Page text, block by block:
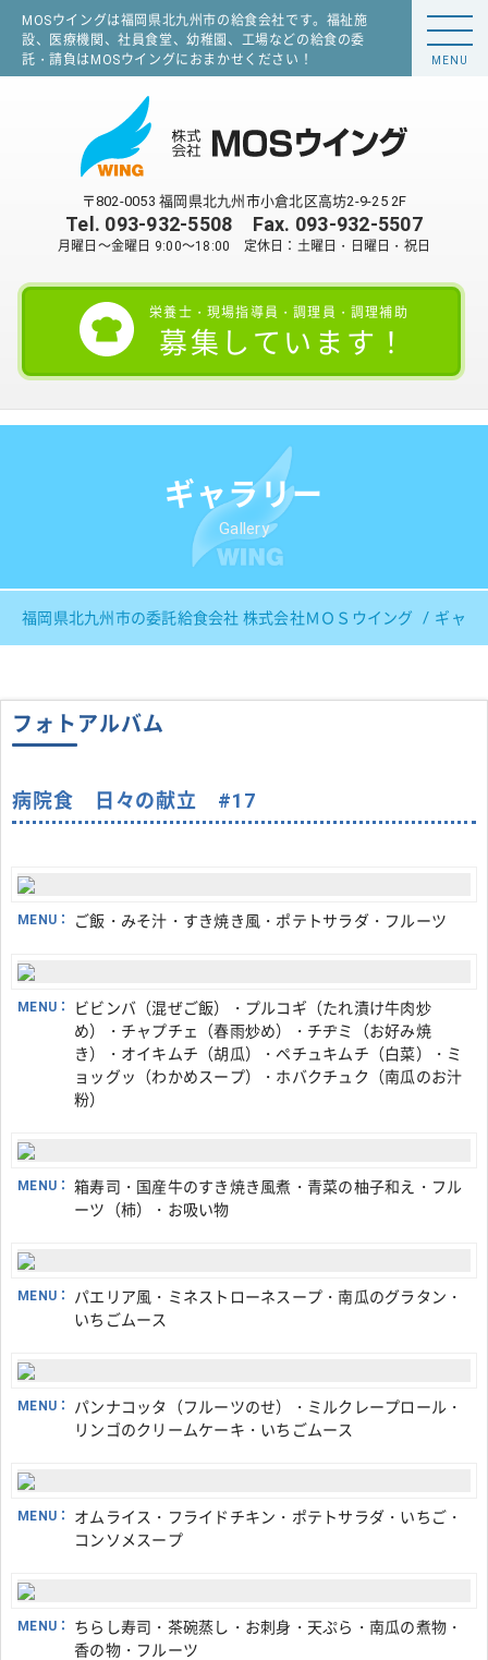
MOSウイングは福岡県北九州市の給食会社です。福祉施
設、医療機関、社員食堂、幼稚園、工場などの給食の委
託・請負はMOSウイングにおまかせください！
〒802-0053 福岡県北九州市小倉北区高坊2-9-25 2F
Tel. 093-932-5508 Fax. 093-932-5507
月曜日～金曜日 9:00～18:00 定休日：土曜日・日曜日・祝日
栄養士・現場指導員・調理員・調理補助
募集しています！
MENU
ギャラリー
Gallery
福岡県北九州市の委託給食会社 株式会社ＭＯＳウイング ギャラ
フォトアルバム
病院食 日々の献立 #17
MENU： ご飯・みそ汁・すき焼き風・ポテトサラダ・フルーツ
MENU：
ビビンバ（混ぜご飯）・プルコギ（たれ漬け牛肉炒
め）・チャプチェ（春雨炒め）・チヂミ（お好み焼
き）・オイキムチ（胡瓜）・ペチュキムチ（白菜）・ミ
ョッグッ（わかめスープ）・ホバクチュク（南瓜のお汁
粉）
MENU：
箱寿司・国産牛のすき焼き風煮・青菜の柚子和え・フル
ーツ（柿）・お吸い物
MENU：
パエリア風・ミネストローネスープ・南瓜のグラタン・
いちごムース
MENU：
パンナコッタ（フルーツのせ）・ミルクレープロール・
リンゴのクリームケーキ・いちごムース
MENU：
オムライス・フライドチキン・ポテトサラダ・いちご・
コンソメスープ
MENU：
ちらし寿司・茶碗蒸し・お刺身・天ぷら・南瓜の煮物・
香の物・フルーツ